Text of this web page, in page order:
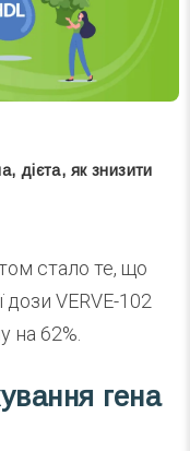
дієта, як знизити
стало те, що
VERVE-102
на 62%.
гена